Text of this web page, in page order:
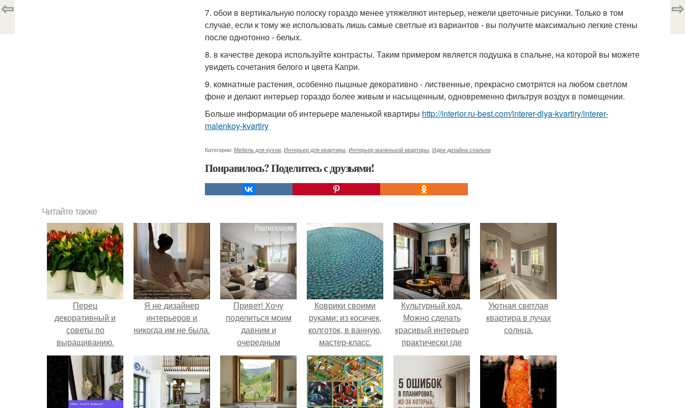
7. обои в вертикальную полоску гораздо менее утяжеляют интерьер, нежели цветочные рисунки. Только в том
случае, если к тому же использовать лишь самые светлые из вариантов - вы получите максимально легкие стены
после однотонно - белых.
8. в качестве декора используйте контрасты. Таким примером является подушка в спальне, на которой вы можете
увидеть сочетания белого и цвета Капри.
9. комнатные растения, особенно пышные декоративно - лиственные, прекрасно смотрятся на любом светлом
фоне и делают интерьер гораздо более живым и насыщенным, одновременно фильтруя воздух в помещении.
Больше информации об интерьере маленькой квартиры http://interior.ru-best.com/interer-dlya-kvartiry/interer-
malenkoy-kvartiry
Категории: Мебель для кухни Интерьер для квартиры Интерьер маленькой квартиры Идеи дизайна спальни
Понравилось? Поделитесь с друзьями!
⇦ ⇨
Читайте также
Перец
декоративный и
советы по
выращиванию.
Я не дизайнер
интерьеров и
никогда им не была.
Привет! Хочу
поделиться моим
давним и
очередным
неопубликованным
проектом.
Коврики своими
руками: из косичек,
колготок, в ванную,
мастер-класс.
Культурный код.
Можно сделать
красивый интерьер
практически где
угодно.
Уютная светлая
квартира в лучах
солнца.